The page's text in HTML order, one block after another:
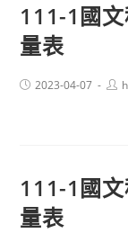
111-1國
量表
Post2023-04-07
Post
111-1國
量表